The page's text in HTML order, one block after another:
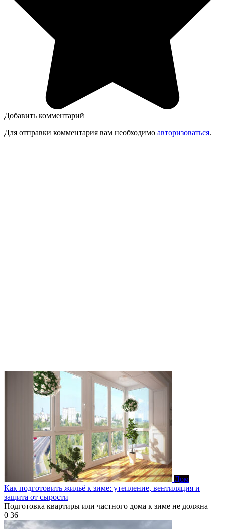
Добавить комментарий
Для отправки комментария вам необходимо авторизоваться.
Дом
Как подготовить жильё к зиме: утепление, вентиляция и
защита от сырости
Подготовка квартиры или частного дома к зиме не должна
0 36